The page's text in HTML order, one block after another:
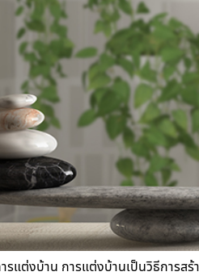
แต่งบ้าน การแต่งบ้านเป็นวิธีการส